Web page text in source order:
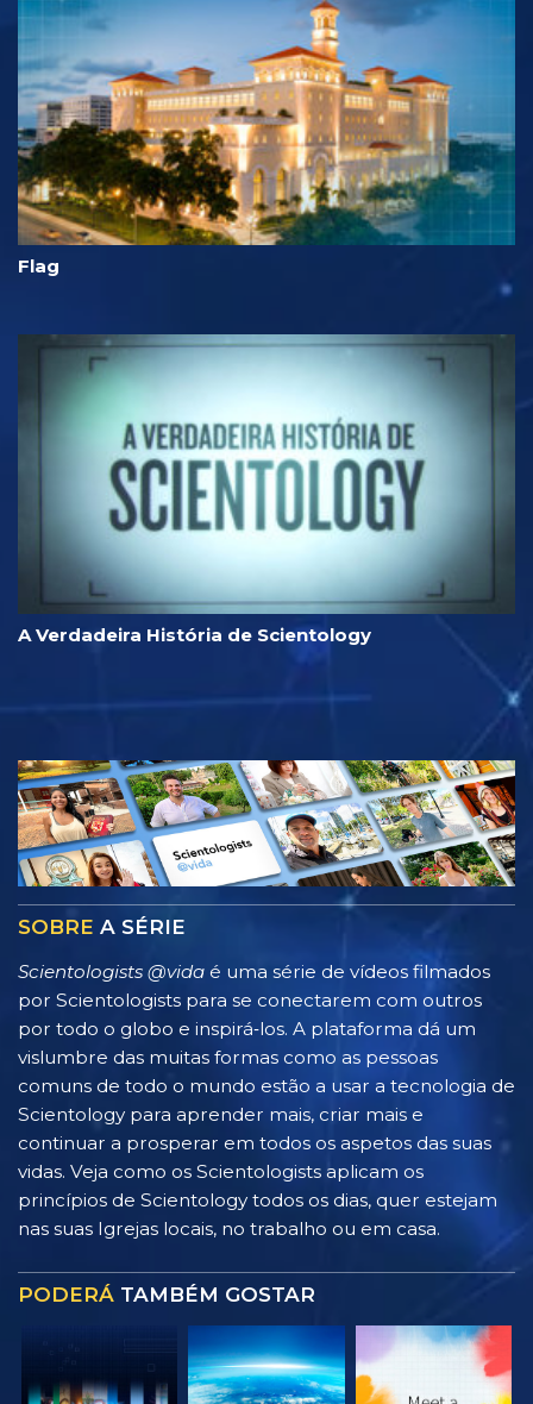
Flag
A Verdadeira História de Scientology
SOBRE A SÉRIE
Scientologists @vida é uma série de vídeos filmados
por Scientologists para se conectarem com outros
por todo o globo e inspirá‑los. A plataforma dá um
vislumbre das muitas formas como as pessoas
comuns de todo o mundo estão a usar a tecnologia de
Scientology para aprender mais, criar mais e
continuar a prosperar em todos os aspetos das suas
vidas. Veja como os Scientologists aplicam os
princípios de Scientology todos os dias, quer estejam
nas suas Igrejas locais, no trabalho ou em casa.
PODERÁ TAMBÉM GOSTAR